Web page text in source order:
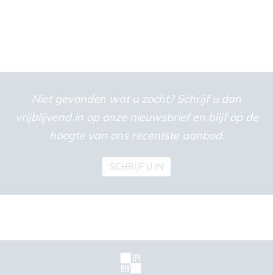
Niet gevonden wat u zocht? Schrijf u dan
vrijblijvend in op onze nieuwsbrief en blijf op de
hoogte van ons recentste aanbod.
SCHRIJF U IN